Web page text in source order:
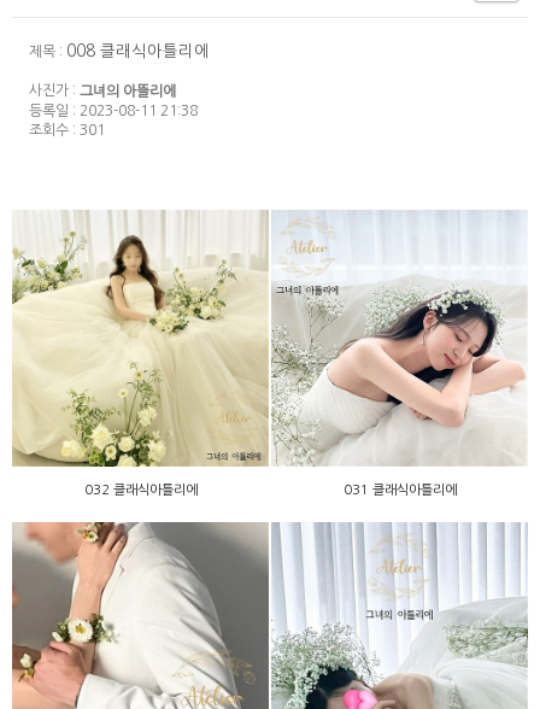
제목 : 008 클래식아틀리에
사진가 : 그녀의 아뜰리에
등록일 : 2023-08-11 21:38
조회수 : 301
032 클래식아틀리에
032 클래식아틀리에
031 클래식아틀리에
031 클래식아틀리에
029 클래식아틀리에 011 클래식아틀리에